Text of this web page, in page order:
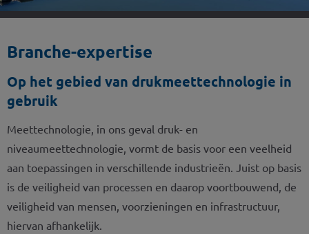
Branche-expertise
Op het gebied van drukmeettechnologie in
gebruik
Meettechnologie, in ons geval druk- en
niveaumeettechnologie, vormt de basis voor een veelheid
aan toepassingen in verschillende industrieën. Juist op basis
is de veiligheid van processen en daarop voortbouwend, de
veiligheid van mensen, voorzieningen en infrastructuur,
hiervan afhankelijk.